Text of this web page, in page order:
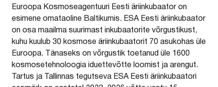
Euroopa Kosmoseagentuuri Eesti äriinkubaator on
esimene omataoline Baltikumis. ESA Eesti äriinkubaator
on osa maailma suurimast inkubaatorite võrgustikust,
kuhu kuulub 30 kosmose äriinkubaatorit 70 asukohas üle
Euroopa. Tänaseks on võrgustik toetanud üle 1600
kosmosetehnoloogia iduettevõtte loomist ja arengut.
Tartus ja Tallinnas tegutseva ESA Eesti äriinkubaatori